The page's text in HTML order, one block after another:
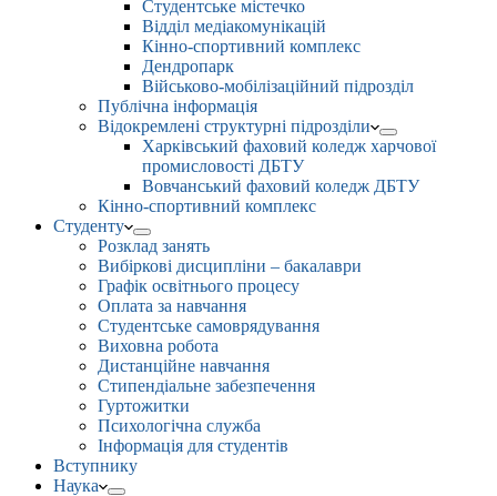
Студентське містечко
Відділ медіакомунікацій
Кінно-спортивний комплекс
Дендропарк
Військово-мобілізаційний підрозділ
Публічна інформація
Відокремлені структурні підрозділи
Харківський фаховий коледж харчової
промисловості ДБТУ
Вовчанський фаховий коледж ДБТУ
Кінно-спортивний комплекс
Студенту
Розклад занять
Вибіркові дисципліни – бакалаври
Графік освітнього процесу
Оплата за навчання
Студентське самоврядування
Виховна робота
Дистанційне навчання
Стипендіальне забезпечення
Гуртожитки
Психологічна служба
Інформація для студентів
Вступнику
Наука